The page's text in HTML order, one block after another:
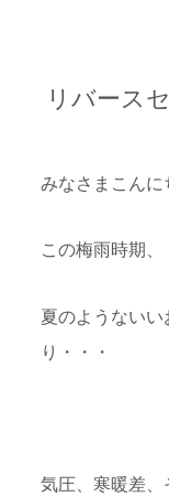
リバース
みなさまこん
この梅雨時期、
夏のようない
り・・・
気圧、寒暖差